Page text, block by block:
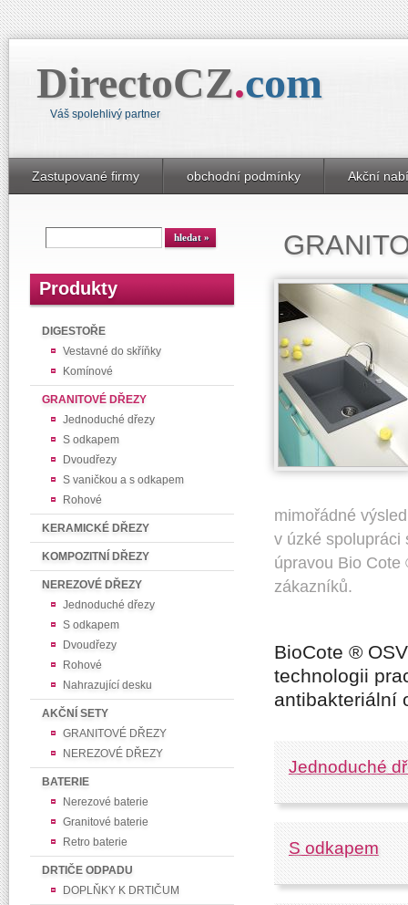
DirectoCZ.com
Váš spolehlivý partner
Zastupované firmy obchodní podmínky Akční
Produkty
DIGESTOŘE
Vestavné do skříňky
Komínové
GRANITOVÉ DŘEZY
Jednoduché dřezy
S odkapem
Dvoudřezy
S vaničkou a s odkapem
Rohové
KERAMICKÉ DŘEZY
KOMPOZITNÍ DŘEZY
NEREZOVÉ DŘEZY
Jednoduché dřezy
S odkapem
Dvoudřezy
Rohové
Nahrazující desku
AKČNÍ SETY
GRANITOVÉ DŘEZY
NEREZOVÉ DŘEZY
BATERIE
Nerezové baterie
Granitové baterie
Retro baterie
DRTIČE ODPADU
DOPLŇKY K DRTIČUM
mimořádné
v úzké spolupráci
úpravou Bio
zákazníků.
BioCote ®
technologii
antibakteriální
Jednoduché
S odkapem